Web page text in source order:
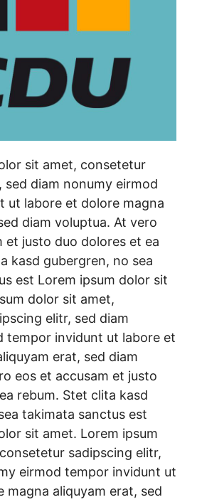
sit amet, consetetur
sed diam nonumy eirmod
ut labore et dolore magna
diam voluptua. At vero
et justo duo dolores et ea
kasd gubergren, no sea
est Lorem ipsum dolor sit
dolor sit amet,
elitr, sed diam
tempor invidunt ut labore et
erat, sed diam
eos et accusam et justo
rebum. Stet clita kasd
takimata sanctus est
sit amet. Lorem ipsum
sadipscing elitr,
eirmod tempor invidunt ut
magna aliquyam erat, sed